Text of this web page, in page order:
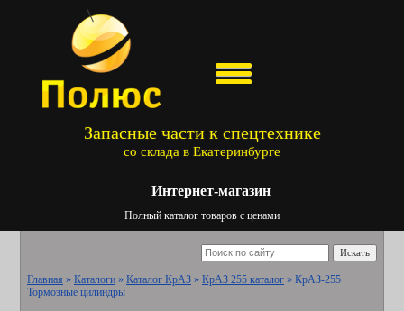
Запасные части к спецтехнике
со склада в Екатеринбурге
Интернет-магазин
Полный каталог товаров с ценами
Искать
Главная » Каталоги » Каталог КрАЗ » КрАЗ 255 каталог » КрАЗ-255
Тормозные цилиндры